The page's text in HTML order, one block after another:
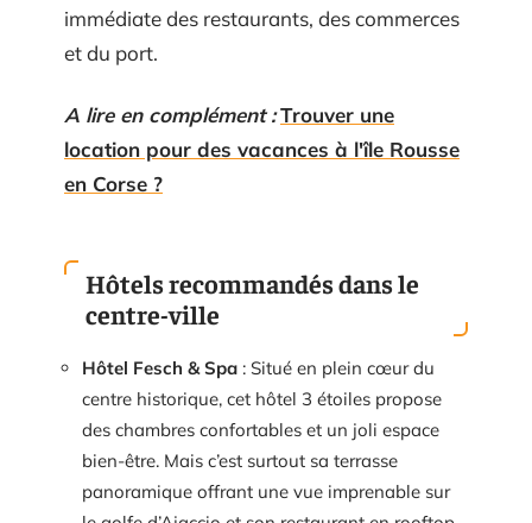
immédiate des restaurants, des commerces
et du port.
A lire en complément :Trouver une
location pour des vacances à l'île Rousse
en Corse ?
Hôtels recommandés dans le
centre-ville
Hôtel Fesch & Spa : Situé en plein cœur du
centre historique, cet hôtel 3 étoiles propose
des chambres confortables et un joli espace
bien-être. Mais c’est surtout sa terrasse
panoramique offrant une vue imprenable sur